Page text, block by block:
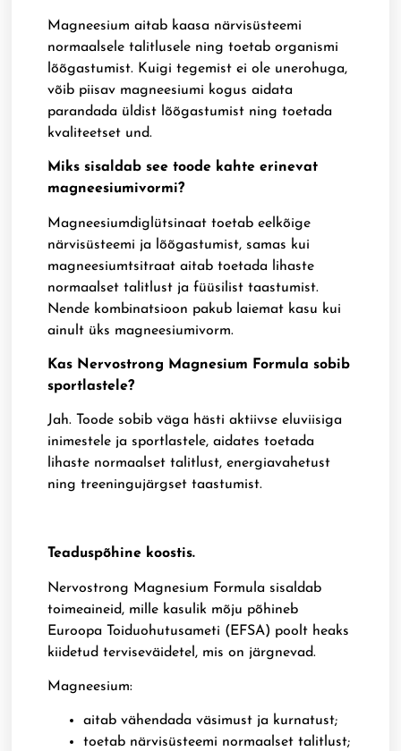
Magneesium aitab kaasa närvisüsteemi
normaalsele talitlusele ning toetab organismi
lõõgastumist. Kuigi tegemist ei ole unerohuga,
võib piisav magneesiumi kogus aidata
parandada üldist lõõgastumist ning toetada
kvaliteetset und.
Miks sisaldab see toode kahte erinevat
magneesiumivormi?
Magneesiumdiglütsinaat toetab eelkõige
närvisüsteemi ja lõõgastumist, samas kui
magneesiumtsitraat aitab toetada lihaste
normaalset talitlust ja füüsilist taastumist.
Nende kombinatsioon pakub laiemat kasu kui
ainult üks magneesiumivorm.
Kas Nervostrong Magnesium Formula sobib
sportlastele?
Jah. Toode sobib väga hästi aktiivse eluviisiga
inimestele ja sportlastele, aidates toetada
lihaste normaalset talitlust, energiavahetust
ning treeningujärgset taastumist.
Teaduspõhine koostis.
Nervostrong Magnesium Formula sisaldab
toimeaineid, mille kasulik mõju põhineb
Euroopa Toiduohutusameti (EFSA) poolt heaks
kiidetud terviseväidetel, mis on järgnevad.
Magneesium:
aitab vähendada väsimust ja kurnatust;
toetab närvisüsteemi normaalset talitlust;